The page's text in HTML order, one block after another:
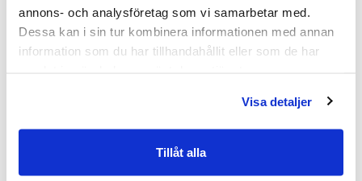
annons- och analysföretag som vi samarbetar med.
Dessa kan i sin tur kombinera informationen med annan
information som du har tillhandahållit eller som de har
Visa detaljer
Tillåt alla
smarta soft touch teknik erbjuder den enkel
justering av ljusintensiteten. Skrivbordslampans
huvud kan vridas upp till 300 grader för optimal
Flexibilitet och användarvänlighet
Denna skrivbordslampa är inte bara en